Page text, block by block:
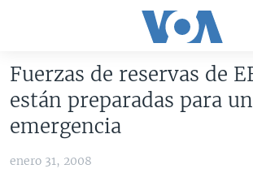
accesibilidad
contenido
Salte
AMÉRICA DEL NORTE
ELECCIONES EEUU 2024
Fuerzas de reservas de
están preparadas para
emergencia
enero 31, 2008